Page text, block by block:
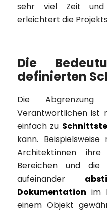
sehr viel Zeit und
erleichtert die
Die
definierten
Die
Verantwortlichen ist
einfach zu
kann.
Architektinnen
Bereichen und die
aufeinander
Dokumentation im
einem Objekt